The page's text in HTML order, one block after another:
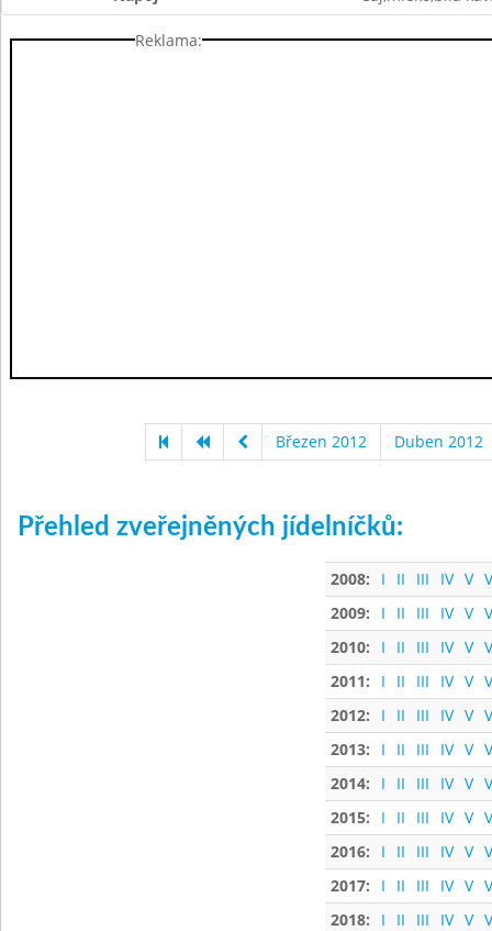
Reklama:
Březen 2012 Duben 2012
Přehled zveřejněných jídelníčků:
2008: I II III IV V
2009:
I II III IV V
2010:
I II III IV V
2011:
I II III IV V
2012:
I II III IV V
2013:
I II III IV V
2014:
I II III IV V
2015:
I II III IV V
2016:
I II III IV V
2017:
I II III IV V
2018:
I II III IV V